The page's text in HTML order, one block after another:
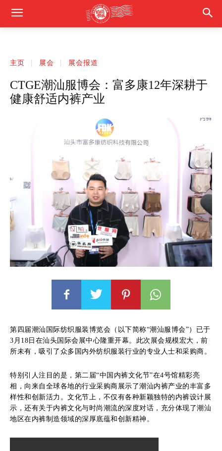
主页 展会 展会报道
CTGE潮汕服博会：富多康12年深耕于
健康舒适内裤产业
第四届潮汕国际纺织服装博览会（以下简称“潮汕服博会”）已于
3月18日在汕头国际会展中心隆重开幕。此次展会规模宏大，前
所未有，吸引了众多国内外纺织服装行业的专业人士和采购商。
特别引人注目的是，第二届“中国内裤文化节”在4号馆精彩亮
相，向来自全球各地的行业采购商展示了潮汕内裤产业的丰富多
样性和创新活力。文化节上，不仅有各种新颖独特的内裤设计展
示，还有关于内裤文化与时尚潮流的深度对话，充分体现了潮汕
地区在内裤制造领域的深厚底蕴和创新精神。